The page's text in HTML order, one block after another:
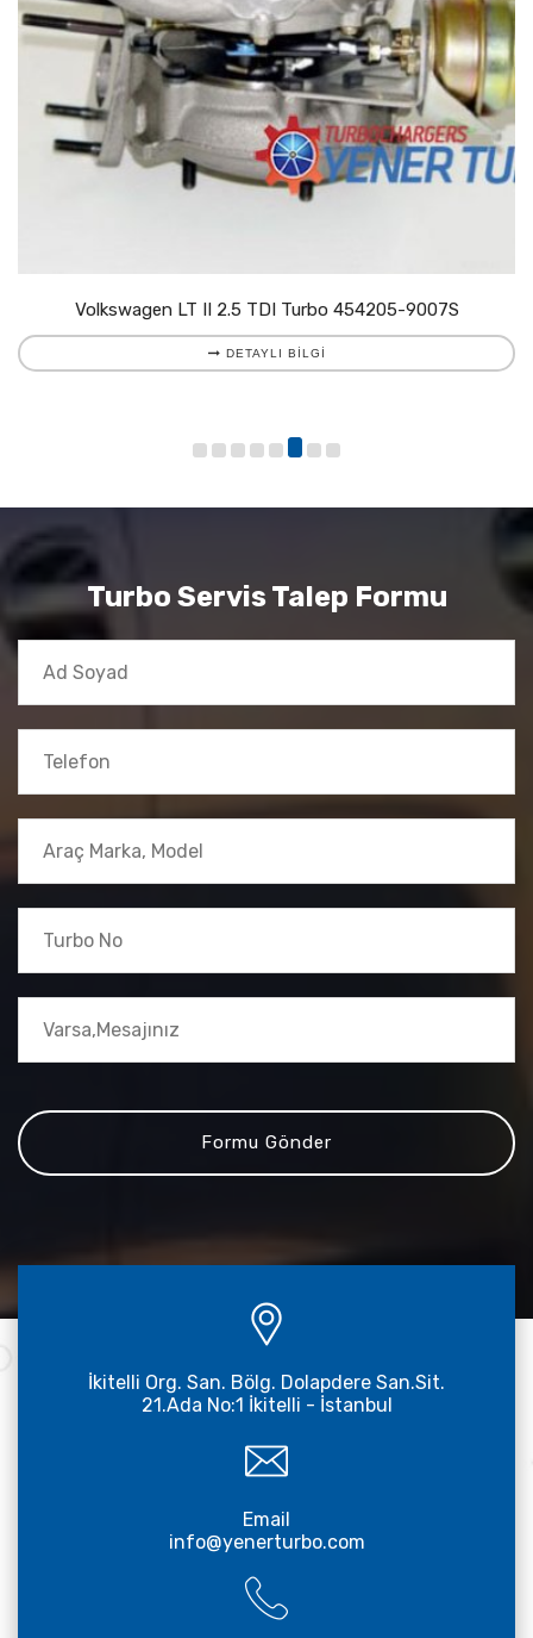
Volkswagen LT II 2.5 TDI Turbo 454205-9007S
DETAYLI BILGI
Turbo Servis Talep Formu
İkitelli Org. San. Bölg. Dolapdere San.Sit.
21.Ada No:1 İkitelli - İstanbul
Email
info@yenerturbo.com